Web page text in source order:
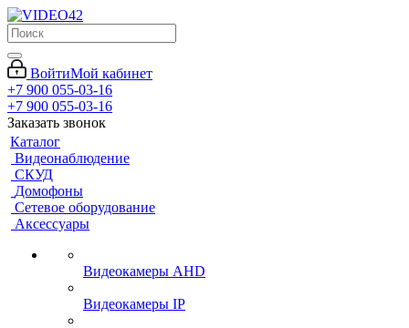
ВойтиМой кабинет
+7 900 055-03-16
+7 900 055-03-16
Заказать звонок
Каталог
Видеонаблюдение
СКУД
Домофоны
Сетевое оборудование
Аксессуары
Видеокамеры AHD
Видеокамеры IP